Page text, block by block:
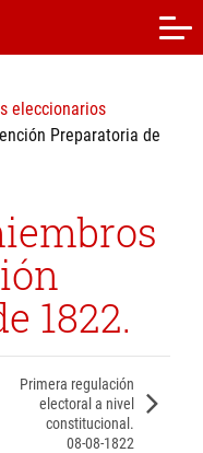
eleccionarios
Preparatoria de
1822.
Primera regulación
electoral a nivel
constitucional.
08-08-1822